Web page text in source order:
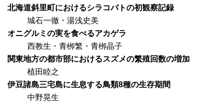
北海道斜里町におけるシラコバトの初観察記録
城石一徹・湯浅史美
オニグルミの実を食べるアカゲラ
西教生・青栁繁・青栁晶子
関東地方の都市部におけるスズメの繁殖回数の増加
植田睦之
伊豆諸島三宅島に生息する鳥類8種の生存期間
中野晃生